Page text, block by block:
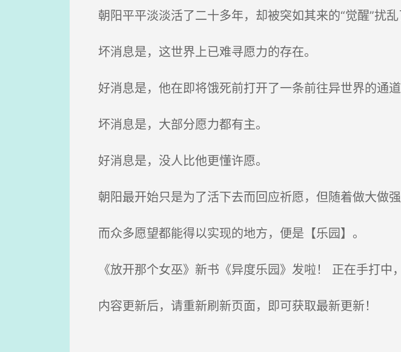
朝阳平平淡淡活了二十多年，却被突如其来的“觉醒”扰
坏消息是，这世界上已难寻愿力的存在。
好消息是，他在即将饿死前打开了一条前往异世界的通道
坏消息是，大部分愿力都有主。
好消息是，没人比他更懂许愿。
朝阳最开始只是为了活下去而回应祈愿，但随着做大做强
而众多愿望都能得以实现的地方，便是【乐园】。
《放开那个女巫》新书《异度乐园》发啦！ 正在手打中
内容更新后，请重新刷新页面，即可获取最新更新！